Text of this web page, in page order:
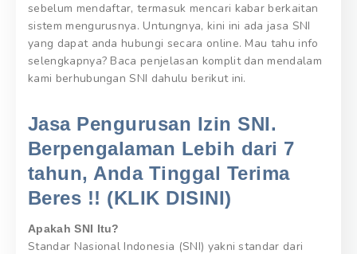
sebelum mendaftar, termasuk mencari kabar berkaitan
sistem mengurusnya. Untungnya, kini ini ada jasa SNI
yang dapat anda hubungi secara online. Mau tahu info
selengkapnya? Baca penjelasan komplit dan mendalam
kami berhubungan SNI dahulu berikut ini.
Jasa Pengurusan Izin SNI.
Berpengalaman Lebih dari 7
tahun, Anda Tinggal Terima
Beres !! (KLIK DISINI)
Apakah SNI Itu?
Standar Nasional Indonesia (SNI) yakni standar dari